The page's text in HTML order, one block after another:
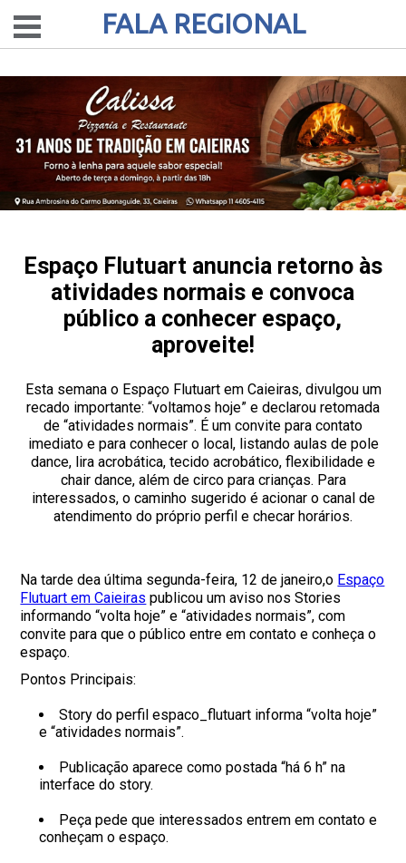
FALA REGIONAL
Espaço Flutuart anuncia retorno às
atividades normais e convoca
público a conhecer espaço,
aproveite!
Esta semana o Espaço Flutuart em Caieiras, divulgou um
recado importante: “voltamos hoje” e declarou retomada
de “atividades normais”. É um convite para contato
imediato e para conhecer o local, listando aulas de pole
dance, lira acrobática, tecido acrobático, flexibilidade e
chair dance, além de circo para crianças. Para
interessados, o caminho sugerido é acionar o canal de
atendimento do próprio perfil e checar horários.
Na tarde dea última segunda-feira, 12 de janeiro,o Espaço
Flutuart em Caieiras publicou um aviso nos Stories
informando “volta hoje” e “atividades normais”, com
convite para que o público entre em contato e conheça o
espaço.
Pontos Principais:
Story do perfil espaco_flutuart informa “volta hoje”
e “atividades normais”.
Publicação aparece como postada “há 6 h” na
interface do story.
Peça pede que interessados entrem em contato e
conheçam o espaço.